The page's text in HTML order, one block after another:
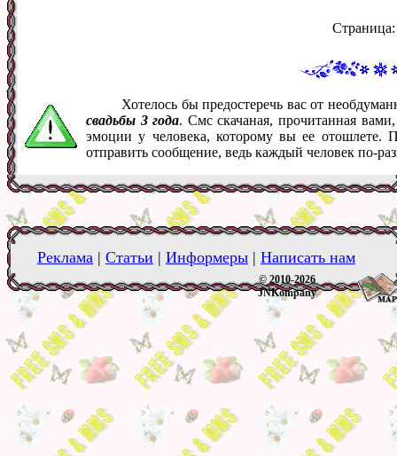
Хотелось бы предостеречь вас от
свадьбы 3 года. Смс скачаная, прочитанная
эмоции у человека, которому вы ее отошлете.
отправить сообщение, ведь каждый человек по-
Реклама | Статьи | Информеры | Написать нам
© 2010-2026
JNKompany